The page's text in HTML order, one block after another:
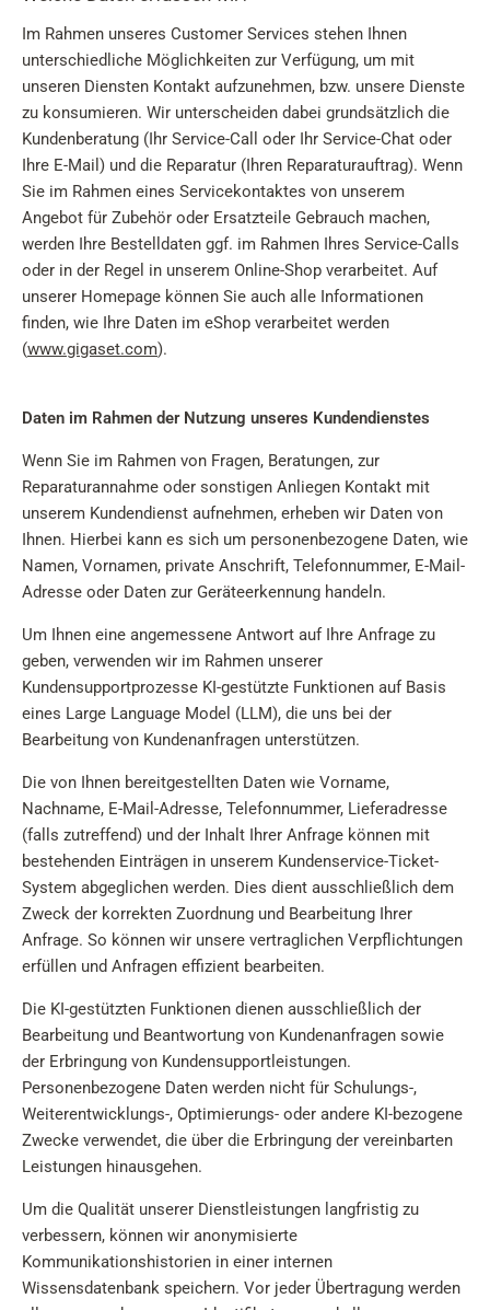
Im Rahmen unseres Customer Services stehen Ihnen
unterschiedliche Möglichkeiten zur Verfügung, um mit
unseren Diensten Kontakt aufzunehmen, bzw. unsere Dienste
zu konsumieren. Wir unterscheiden dabei grundsätzlich die
Kundenberatung (Ihr Service-Call oder Ihr Service-Chat oder
Ihre E-Mail) und die Reparatur (Ihren Reparaturauftrag). Wenn
Sie im Rahmen eines Servicekontaktes von unserem
Angebot für Zubehör oder Ersatzteile Gebrauch machen,
werden Ihre Bestelldaten ggf. im Rahmen Ihres Service-Calls
oder in der Regel in unserem Online-Shop verarbeitet. Auf
unserer Homepage können Sie auch alle Informationen
finden, wie Ihre Daten im eShop verarbeitet werden
(www.gigaset.com).
Daten im Rahmen der Nutzung unseres Kundendienstes
Wenn Sie im Rahmen von Fragen, Beratungen, zur
Reparaturannahme oder sonstigen Anliegen Kontakt mit
unserem Kundendienst aufnehmen, erheben wir Daten von
Ihnen. Hierbei kann es sich um personenbezogene Daten, wie
Namen, Vornamen, private Anschrift, Telefonnummer, E-Mail-
Adresse oder Daten zur Geräteerkennung handeln.
Um Ihnen eine angemessene Antwort auf Ihre Anfrage zu
geben, verwenden wir im Rahmen unserer
Kundensupportprozesse KI-gestützte Funktionen auf Basis
eines Large Language Model (LLM), die uns bei der
Bearbeitung von Kundenanfragen unterstützen.
Die von Ihnen bereitgestellten Daten wie Vorname,
Nachname, E-Mail-Adresse, Telefonnummer, Lieferadresse
(falls zutreffend) und der Inhalt Ihrer Anfrage können mit
bestehenden Einträgen in unserem Kundenservice-Ticket-
System abgeglichen werden. Dies dient ausschließlich dem
Zweck der korrekten Zuordnung und Bearbeitung Ihrer
Anfrage. So können wir unsere vertraglichen Verpflichtungen
erfüllen und Anfragen effizient bearbeiten.
Die KI-gestützten Funktionen dienen ausschließlich der
Bearbeitung und Beantwortung von Kundenanfragen sowie
der Erbringung von Kundensupportleistungen.
Personenbezogene Daten werden nicht für Schulungs-,
Weiterentwicklungs-, Optimierungs- oder andere KI-bezogene
Zwecke verwendet, die über die Erbringung der vereinbarten
Leistungen hinausgehen.
Um die Qualität unserer Dienstleistungen langfristig zu
verbessern, können wir anonymisierte
Kommunikationshistorien in einer internen
Wissensdatenbank speichern. Vor jeder Übertragung werden